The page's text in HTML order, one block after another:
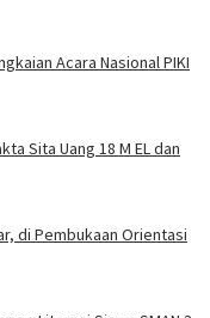
Acara Nasional PIKI
Sita Uang 18 M EL dan
di Pembukaan Orientasi